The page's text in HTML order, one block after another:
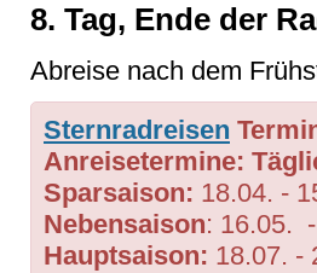
8. Tag, Ende der
Abreise nach dem
Sternradreisen
Anreisetermine:
Sparsaison: 18.04. -
Nebensaison: 16.05.
Hauptsaison: 18.07. -